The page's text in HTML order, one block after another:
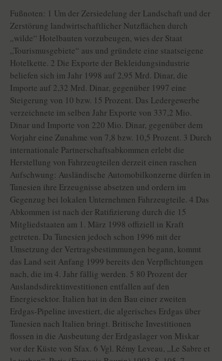
Fußnoten: 1 Um der Zersiedelung der Landschaft und der
Zerstörung landwirtschaftlicher Nutzflächen durch
„wilde“ Hotelbauten vorzubeugen, wies der Staat
„Tourismusgebiete“ aus und gründete eine staatseigene
Hotelkette. 2 Die Exporte der Bekleidungsindustrie
beliefen sich im Jahr 1998 auf 2,95 Mrd. Dinar, die
Importe auf 2,32 Mrd. Dinar, gegenüber 1997 eine
Steigerung von 10 bzw. 15 Prozent. Das Ledergewerbe
verzeichnete im selben Jahr Exporte von 337,2 Mio.
Dinar und Importe von 220 Mio. Dinar, gegenüber dem
Vorjahr eine Zunahme von 7,8 bzw. 10,5 Prozent. 3 Durch
internationale Partnerschaftsabkommen erlebt die
Herstellung von Fahrzeugteilen derzeit einen raschen
Aufschwung: Ausländische Automobilkonzerne dürfen in
Tunesien ihre Erzeugnisse absetzen und ordern im
Gegenzug bei lokalen Unternehmen Fahrzeugteile. 4 Das
Abkommen ist nach der Ratifizierung durch die 15
Mitgliedstaaten am 1. März 1998 offiziell in Kraft
getreten. Da Tunesien jedoch schon 1996 mit der
Umsetzung der Vertragsbestimmungen begann, kommt
das Land seit Anfang 1999 bereits den Verpflichtungen
nach, die im 4. Jahr fällig werden. 5 80 Prozent der
Auslandsdirektinvestitionen entfallen auf den
Energiesektor. Italien hat in den Bau einer zweiten
Erdgas-Pipeline investiert, die algerisches Erdgas über
Tunesien nach Italien bringt. Britische Investitionen
flossen in die Ausbeutung der Erdgaslager von Miskar
vor der Küste von Sfax. 6 Vgl. Rémy Leveau, „Le Sabre et